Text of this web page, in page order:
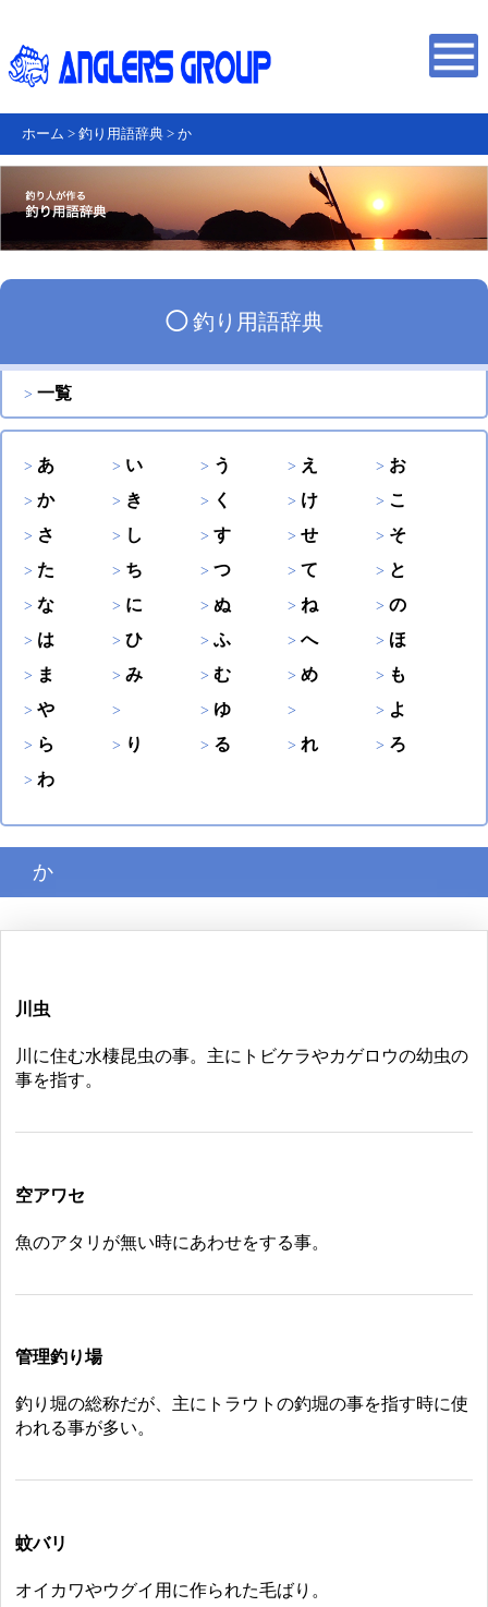
ホーム > 釣り用語辞典 > か
◯釣り用語辞典
一覧
あ い う え
お
か
き く け
こ
さ
し す せ
そ
た
ち つ て
と
な
に ぬ ね
の
は
ひ ふ へ
ほ
ま
み む め
も
や
ゆ
よ
ら
り る れ
ろ
わ
か
川虫
川に住む水棲昆虫の事。主にトビケラやカゲロウの幼虫の
事を指す。
空アワセ
魚のアタリが無い時にあわせをする事。
管理釣り場
釣り堀の総称だが、主にトラウトの釣堀の事を指す時に使
われる事が多い。
蚊バリ
オイカワやウグイ用に作られた毛ばり。